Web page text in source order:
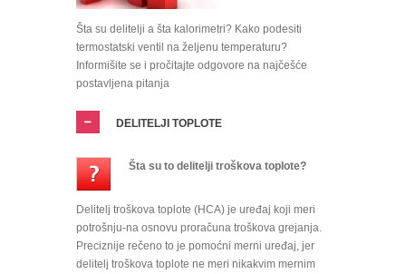
Šta su delitelji a šta kalorimetri? Kako podesiti
termostatski ventil na željenu temperaturu?
Informišite se i pročitajte odgovore na najčešće
postavljena pitanja
DELITELJI TOPLOTE
Šta su to delitelji troškova toplote?
Delitelj troškova toplote (HCA) je uređaj koji meri
potrošnju-na osnovu proračuna troškova grejanja.
Preciznije rečeno to je pomoćni merni uređaj, jer
delitelj troškova toplote ne meri nikakvim mernim